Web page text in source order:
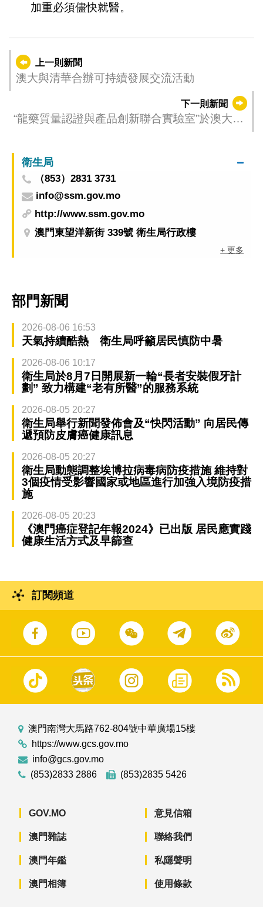
加重必須儘快就醫。
上一則新聞
澳大與清華合辦可持續發展交流活動
下一則新聞
“龍藥質量認證與產品創新聯合實驗室”於澳大揭
衛生局
（853）2831 3731
info@ssm.gov.mo
http://www.ssm.gov.mo
澳門東望洋新街 339號 衛生局行政樓
+ 更多
部門新聞
2026-08-06 16:53
天氣持續酷熱 衛生局呼籲居民慎防中暑
2026-08-06 10:17
衛生局於8月7日開展新一輪“長者安裝假牙計
劃” 致力構建“老有所醫”的服務系統
2026-08-05 20:27
衛生局舉行新聞發佈會及“快閃活動” 向居民傳
遞預防皮膚癌健康訊息
2026-08-05 20:27
衛生局動態調整埃博拉病毒病防疫措施 維持對
3個疫情受影響國家或地區進行加強入境防疫措
施
2026-08-05 20:23
《澳門癌症登記年報2024》已出版 居民應實踐
健康生活方式及早篩查
訂閱頻道
澳門南灣大馬路762-804號中華廣場15樓
https://www.gcs.gov.mo
info@gcs.gov.mo
(853)2833 2886
(853)2835 5426
GOV.MO
澳門雜誌
澳門年鑑
澳門相簿
意見信箱
聯絡我們
私隱聲明
使用條款